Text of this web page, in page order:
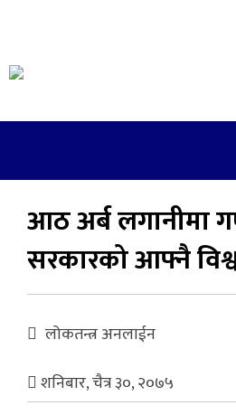
आठ अर्ब लगानीमा
सरकारको आफ्नै
लोकतन्त्र अनलाईन
शनिबार, चैत्र ३०, २०७५